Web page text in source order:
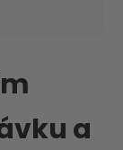
a